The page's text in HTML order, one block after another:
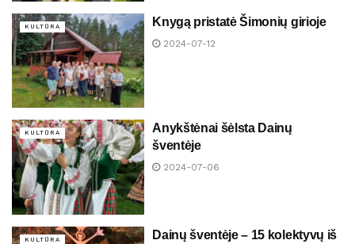
KULTŪRA Knygą pristatė Šimonių girioje
2024-07-12
KULTŪRA
Anykštėnai šėlsta Dainų
šventėje
2024-07-06
KULTŪRA
Dainų šventėje – 15 kolektyvų iš